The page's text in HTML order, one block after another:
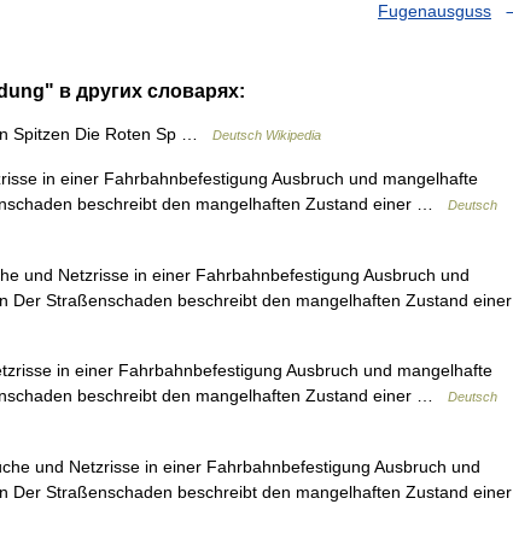
Fugenausguss
в других словарях:
Spitzen Die Roten Sp … Deutsch Wikipedia
in einer Fahrbahnbefestigung Ausbruch und mangelhafte
beschreibt den mangelhaften Zustand einer …
Deutsch
und Netzrisse in einer Fahrbahnbefestigung Ausbruch und
Der Straßenschaden beschreibt den mangelhaften Zustand einer
in einer Fahrbahnbefestigung Ausbruch und mangelhafte
beschreibt den mangelhaften Zustand einer …
Deutsch
und Netzrisse in einer Fahrbahnbefestigung Ausbruch und
Der Straßenschaden beschreibt den mangelhaften Zustand einer